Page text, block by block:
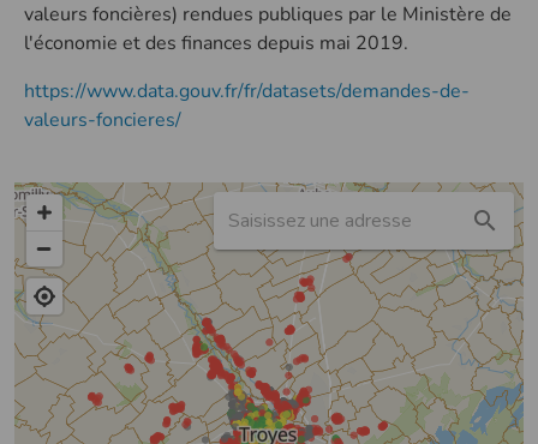
valeurs foncières) rendues publiques par le Ministère de
l'économie et des finances depuis mai 2019.
https://www.data.gouv.fr/fr/datasets/demandes-de-
valeurs-foncieres/